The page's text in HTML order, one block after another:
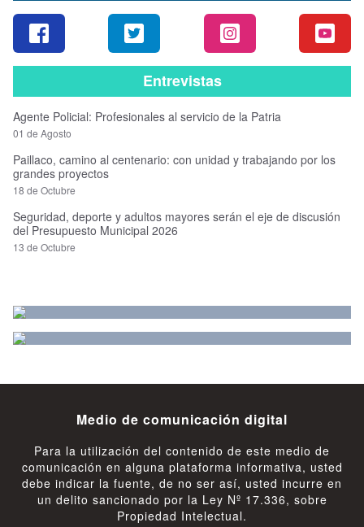
Entrevistas
Agente Policial: Profesionales al servicio de la Patria
01 de Agosto
Paillaco, camino al centenario: con unidad y trabajando por los
grandes proyectos
18 de Octubre
Seguridad, deporte y adultos mayores serán el eje de discusión
del Presupuesto Municipal 2026
13 de Octubre
Medio de comunicación digital
Para la utilización del contenido de este medio de
comunicación en alguna plataforma informativa, usted
debe indicar la fuente, de no ser así, usted incurre en
un delito sancionado por la Ley Nº 17.336, sobre
Propiedad Intelectual.